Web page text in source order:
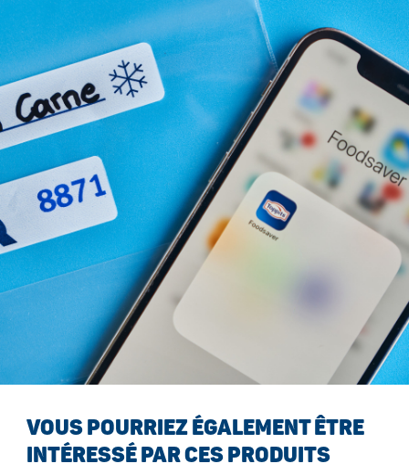
VOUS POURRIEZ ÉGALEMENT ÊTRE
INTÉRESSÉ PAR CES PRODUITS